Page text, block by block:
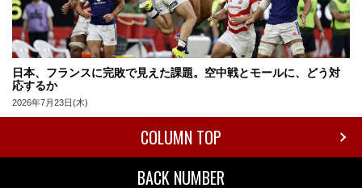
日本、フランスに完敗で見えた課題。空中戦とモールに、どう対
応するか
2026年7月23日(木)
COLUMN TOP
BACK NUMBER